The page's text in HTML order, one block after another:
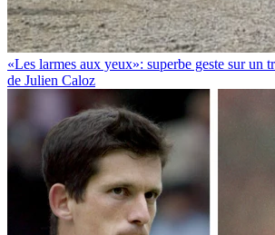
«Les larmes aux yeux»: superbe geste sur un
de Julien Caloz